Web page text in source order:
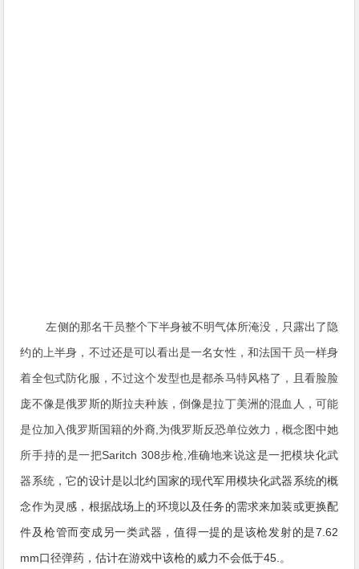
左侧的那名干员整个下半身被不明气体所淹没，只露出了隐
约的上半身，不过还是可以看出是一名女性，和法国干员一样身
着全包式防化服，不过这个发型也是都杀马特风格了，且看脸脸
庞不像是俄罗斯的斯拉夫种族，倒像是拉丁美洲的混血人，可能
是位加入俄罗斯国籍的外裔,为俄罗斯反恐单位效力，概念图中她
所手持的是一把Saritch 308步枪,准确地来说这是一把模块化武
器系统，它的设计是以北约国家的现代军用模块化武器系统的概
念作为灵感，根据战场上的环境以及任务的需求来加装或更换配
件及枪管而变成另一类武器，值得一提的是该枪发射的是7.62
mm口径弹药，估计在游戏中该枪的威力不会低于45.。